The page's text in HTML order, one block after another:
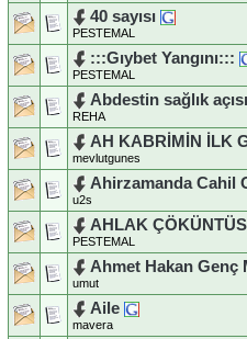
40 sayısı
PESTEMAL
:::Gıybet Yangını:::
PESTEMAL
Abdestin sağlık
REHA
AH KABRİMİN İLK
mevlutgunes
Ahirzamanda Cahil
u2s
AHLAK
PESTEMAL
Ahmet Hakan Genç
umut
Aile
mavera